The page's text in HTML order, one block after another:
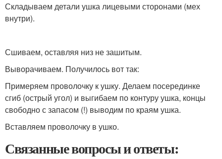
Складываем детали ушка лицевыми сторонами (мех
внутри).
Сшиваем, оставляя низ не зашитым.
Выворачиваем. Получилось вот так:
Примеряем проволочку к ушку. Делаем посерединке
сгиб (острый угол) и выгибаем по контуру ушка, концы
свободно с запасом (!) выводим по краям ушка.
Вставляем проволочку в ушко.
Связанные вопросы и ответы: